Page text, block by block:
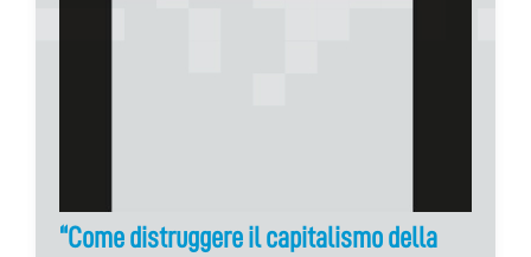
“Come distruggere il capitalismo della